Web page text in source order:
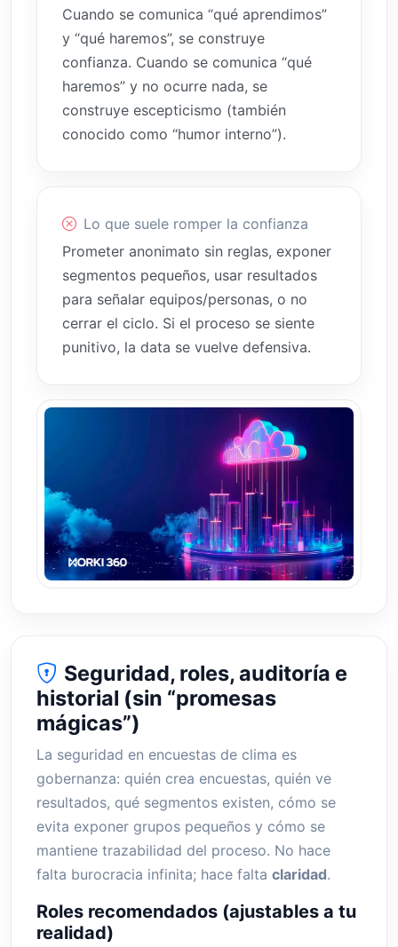
Cuando se comunica “qué aprendimos”
y “qué haremos”, se construye
confianza. Cuando se comunica “qué
haremos” y no ocurre nada, se
construye escepticismo (también
conocido como “humor interno”).
Lo que suele romper la confianza
Prometer anonimato sin reglas, exponer
segmentos pequeños, usar resultados
para señalar equipos/personas, o no
cerrar el ciclo. Si el proceso se siente
punitivo, la data se vuelve defensiva.
Seguridad, roles, auditoría e
historial (sin “promesas
mágicas”)
La seguridad en encuestas de clima es
gobernanza: quién crea encuestas, quién ve
resultados, qué segmentos existen, cómo se
evita exponer grupos pequeños y cómo se
mantiene trazabilidad del proceso. No hace
falta burocracia infinita; hace falta claridad.
Roles recomendados (ajustables a tu
realidad)